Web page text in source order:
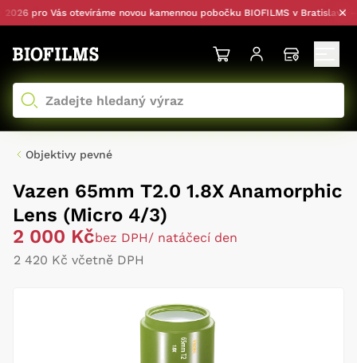
pro Vás otevíráme novou kamennou pobočku BIOFILMS v Bratislavě —
Objektivy pevné
Vazen 65mm T2.0 1.8X Anamorphic
Lens (Micro 4/3)
2 000 Kčbez DPH/ natáčecí den
2 420 Kč včetně DPH